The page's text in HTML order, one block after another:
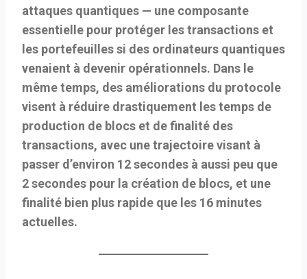
attaques quantiques — une composante
essentielle pour protéger les transactions et
les portefeuilles si des ordinateurs quantiques
venaient à devenir opérationnels. Dans le
même temps, des améliorations du protocole
visent à réduire drastiquement lestemps de
production de blocs et definalité des
transactions, avec une trajectoire visant à
passer d’environ 12 secondes à aussi peu que
2 secondes pour la création de blocs, et une
finalité bien plus rapide que les 16 minutes
actuelles.